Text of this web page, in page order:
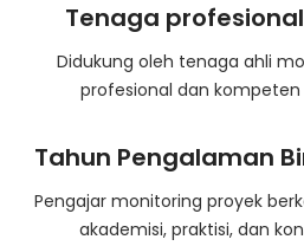
Tenaga
Didukung oleh tenaga ahli
profesional dan
Tahun Pengalaman
Pengajar monitoring proyek
akademisi, praktisi, dan